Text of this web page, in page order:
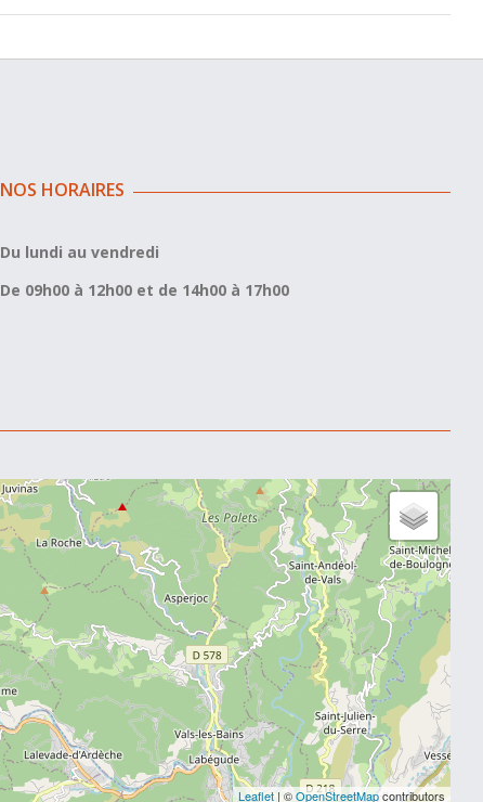
NOS HORAIRES
Du lundi au vendredi
De 09h00 à 12h00 et de 14h00 à 17h00
Leaflet| ©OpenStreetMapcontributors